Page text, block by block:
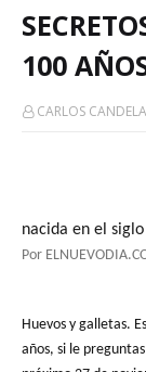
100
CARLOS
nacida en el siglo
Por
Huevos y galletas.
años, si le